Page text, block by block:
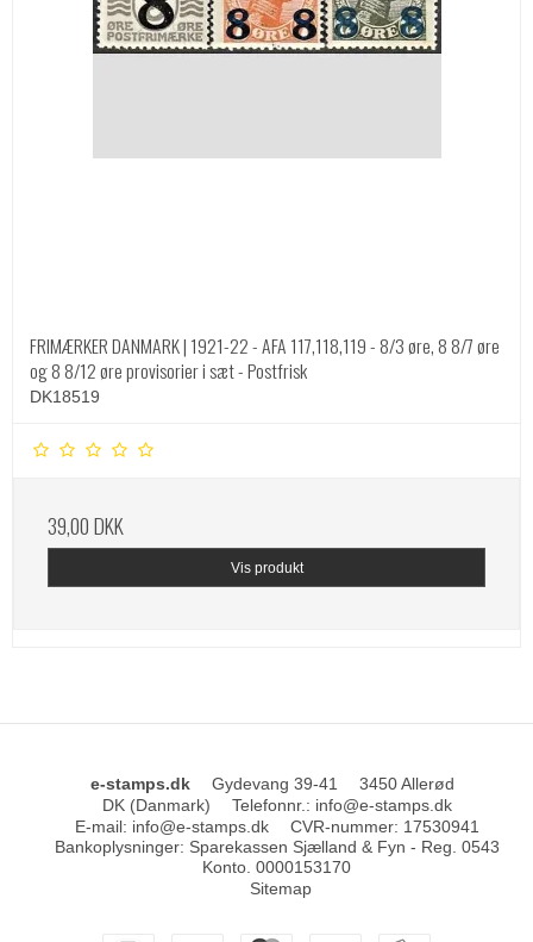
FRIMÆRKER DANMARK | 1921-22 - AFA 117,118,119 - 8/3 øre, 8 8/7 øre
og 8 8/12 øre provisorier i sæt - Postfrisk
DK18519
39,00 DKK
Vis produkt
e-stamps.dk Gydevang 39-41
3450 Allerød
DK (Danmark)
Telefonnr.: info@e-stamps.dk
E-mail: info@e-stamps.dk CVR-nummer: 17530941
Bankoplysninger: Sparekassen Sjælland & Fyn - Reg. 0543
Konto. 0000153170
Sitemap